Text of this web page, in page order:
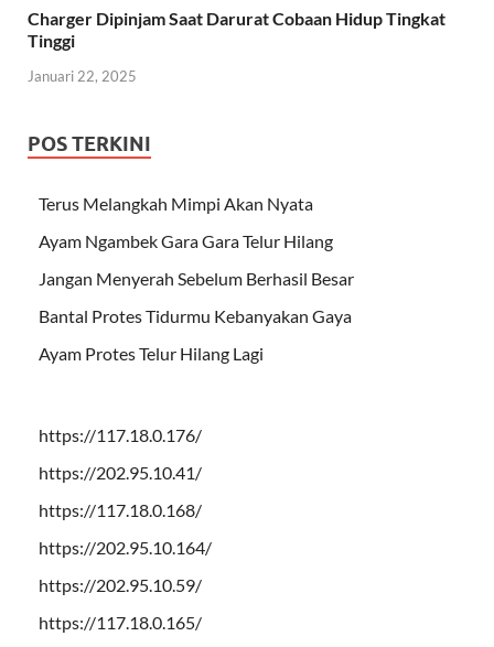
Charger Dipinjam Saat Darurat Cobaan Hidup Tingkat
Tinggi
Januari 22, 2025
POS TERKINI
Terus Melangkah Mimpi Akan Nyata
Ayam Ngambek Gara Gara Telur Hilang
Jangan Menyerah Sebelum Berhasil Besar
Bantal Protes Tidurmu Kebanyakan Gaya
Ayam Protes Telur Hilang Lagi
https://117.18.0.176/
https://202.95.10.41/
https://117.18.0.168/
https://202.95.10.164/
https://202.95.10.59/
https://117.18.0.165/